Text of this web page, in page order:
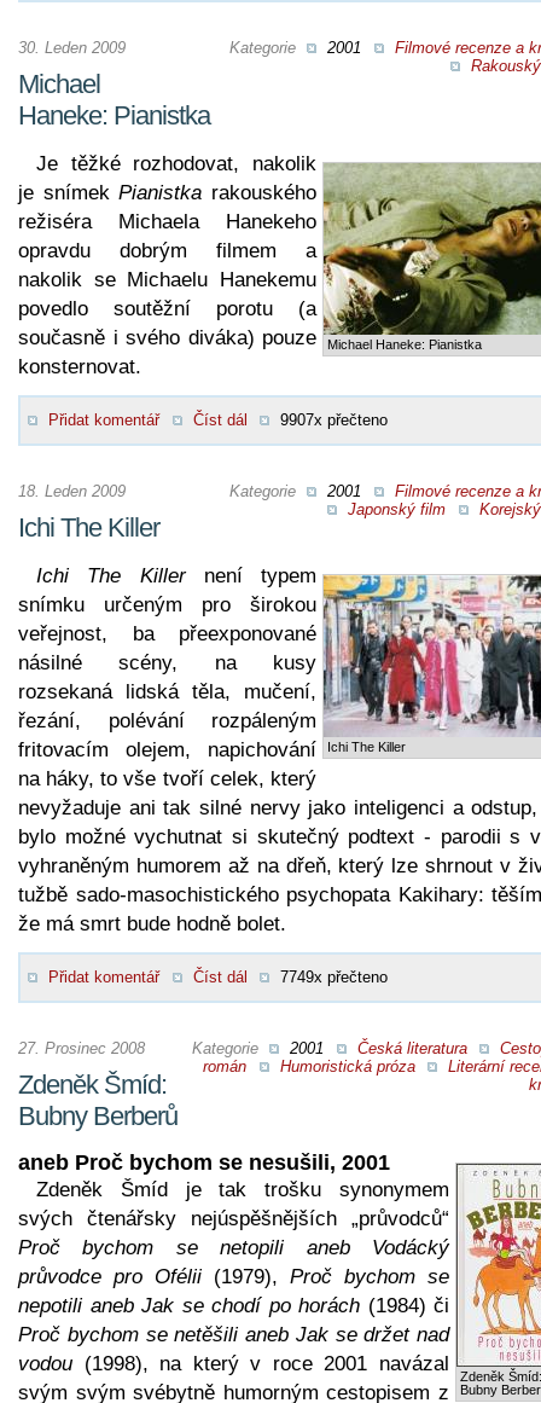
Kategorie 2001
Filmové recenze a
30. Leden 2009
Michael
Haneke: Pianistka
Michael Haneke: Pianistka
Je těžké rozhodovat, nakolik
je snímekPianistka rakouského
režiséra Michaela Hanekeho
opravdu dobrým filmem a
nakolik se Michaelu Hanekemu
povedlo soutěžní porotu (a
současně i svého diváka) pouze
konsternovat.
Přidat komentář Číst dál 9907x přečteno
Kategorie 2001
Filmové recenze a
Japonský film
18. Leden 2009
Ichi The Killer
Ichi The Killer
Ichi The Killernení typem
snímku určeným pro širokou
veřejnost, ba přeexponované
násilné scény, na kusy
rozsekaná lidská těla, mučení,
řezání, polévání rozpáleným
fritovacím olejem, napichování
na háky, to vše tvoří celek, který
nevyžaduje ani tak silné nervy jako inteligenci a
bylo možné vychutnat si skutečný podtext - parodii s
vyhraněným humorem až na dřeň, který lze shrnout v
tužbě sado-masochistického psychopata Kakihary:
že má smrt bude hodně bolet.
Přidat komentář Číst dál 7749x přečteno
Kategorie 2001 Česká literatura
román
Humoristická próza
Literární
27. Prosinec 2008
Zdeněk Šmíd:
Bubny Berberů
Zdeněk Šmíd:
Bubny
aneb Proč bychom se nesušili, 2001
Zdeněk Šmíd je tak trošku synonymem
svých čtenářsky nejúspěšnějších „průvodců“
Proč bychom se netopili aneb Vodácký
průvodce pro Ofélii (1979), Proč bychom se
nepotili aneb Jak se chodí po horách (1984) či
Proč bychom se netěšili aneb Jak se držet nad
vodou (1998), na který v roce 2001 navázal
svým svým svébytně humorným cestopisem z